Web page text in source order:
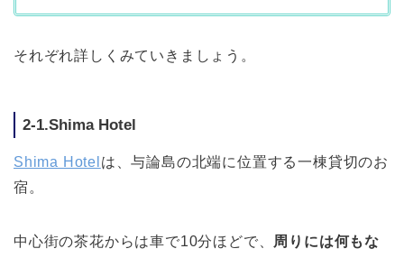
それぞれ詳しくみていきましょう。
2-1.Shima Hotel
Shima Hotel は、与論島の北端に位置する一棟貸切のお
宿。
中心街の茶花からは車で10分ほどで、 周りには何もな